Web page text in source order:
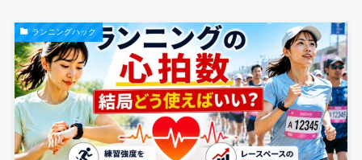
ランニングハック